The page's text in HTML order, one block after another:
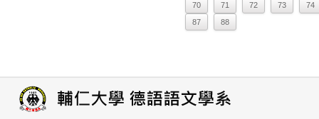
70
71 72 73
74
87
88